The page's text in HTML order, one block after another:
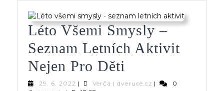
Léto Všemi Smysly –
Seznam Letních Aktivit
Nejen Pro Děti
Všemi
29. 6. 2022 29.
| Verča | dveruce.cz Verča
|
0